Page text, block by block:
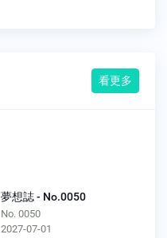
看更多
夢想誌 - No.0050
No. 0050
2027-07-01